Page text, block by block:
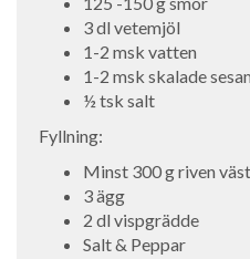
3 dl vetemjöl
1-2 msk vatten
1-2 msk skalade
½ tsk salt
Fyllning:
Minst 300 g riven
3 ägg
2 dl vispgrädde
Salt & Peppar